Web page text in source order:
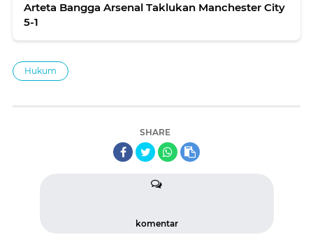
Arteta Bangga Arsenal Taklukan Manchester City
5-1
Hukum
SHARE
komentar